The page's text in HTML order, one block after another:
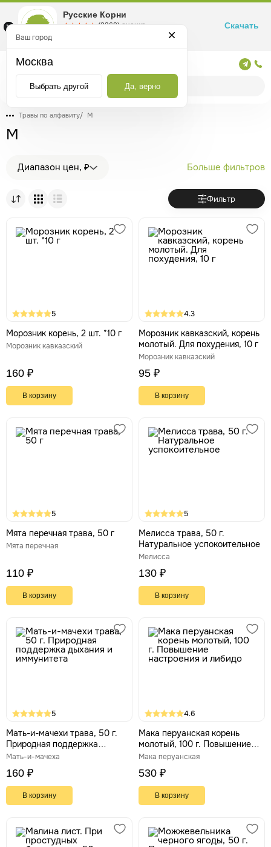
Травы по алфавиту/ М
М
Диапазон цен, ₽ Больше фильтров
Фильтр
5
Морозник корень, 2 шт. *10 г
Морозник кавказский
160 ₽
В корзину
4.3
Морозник кавказский, корень
молотый. Для похудения, 10 г
Морозник кавказский
95 ₽
В корзину
5
Мята перечная трава, 50 г
Мята перечная
110 ₽
В корзину
5
Мелисса трава, 50 г.
Натуральное успокоительное
Мелисса
130 ₽
В корзину
5
Мать-и-мачехи трава, 50 г.
Природная поддержка
дыхания и иммунитета
Мать-и-мачеха
160 ₽
В корзину
4.6
Мака перуанская корень
молотый, 100 г. Повышение
настроения и либидо
Мака перуанская
530 ₽
В корзину
Ваш город
Москва
Выбрать другой Да, верно
Русские Корни
☆☆☆☆☆
★★★★★ (2360) оценка
Маркетплейс товаров для здоровья
Скачать